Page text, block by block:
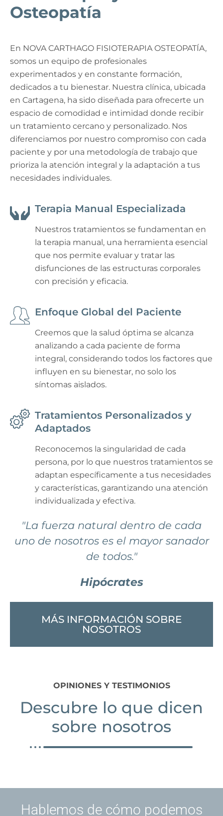
Osteopatía
En NOVA CARTHAGO FISIOTERAPIA OSTEOPATÍA,
somos un equipo de profesionales
experimentados y en constante formación,
dedicados a tu bienestar. Nuestra clínica, ubicada
en Cartagena, ha sido diseñada para ofrecerte un
espacio de comodidad e intimidad donde recibir
un tratamiento cercano y personalizado. Nos
diferenciamos por nuestro compromiso con cada
paciente y por una metodología de trabajo que
prioriza la atención integral y la adaptación a tus
necesidades individuales.
Terapia Manual Especializada
Nuestros tratamientos se fundamentan en
la terapia manual, una herramienta esencial
que nos permite evaluar y tratar las
disfunciones de las estructuras corporales
con precisión y eficacia.
Enfoque Global del Paciente
Creemos que la salud óptima se alcanza
analizando a cada paciente de forma
integral, considerando todos los factores que
influyen en su bienestar, no solo los
síntomas aislados.
Tratamientos Personalizados y
Adaptados
Reconocemos la singularidad de cada
persona, por lo que nuestros tratamientos se
adaptan específicamente a tus necesidades
y características, garantizando una atención
individualizada y efectiva.
"La fuerza natural dentro de cada
uno de nosotros es el mayor sanador
de todos."
Hipócrates
MÁS INFORMACIÓN SOBRE
NOSOTROS
OPINIONES Y TESTIMONIOS
Descubre lo que dicen
sobre nosotros
Hablemos de cómo podemos